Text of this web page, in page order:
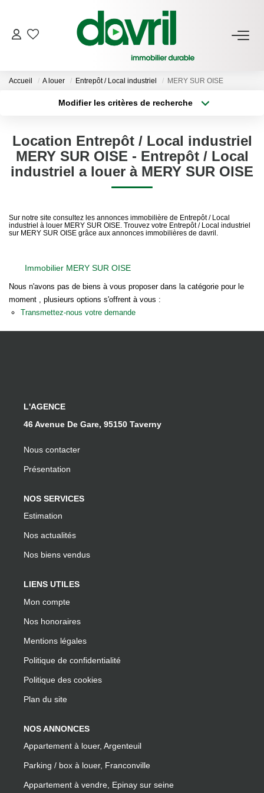
NOS BIENS
Gérés À Vendre
GESTION LOCATIVE
ESTIMATION LOCATIVE
NOTRE AGENCE
Notre Équipe
Nos Actualités
EXTRANET
CONTACT
Accueil A louer Entrepôt / Local industriel MERY SUR OISE
Modifier les critères de recherche
Sélectionnez...
Type de bien
Surface min
Location Entrepôt / Local industriel
MERY SUR OISE - Entrepôt / Local
industriel a louer à MERY SUR OISE
Sur notre site consultez les annonces immobilière de Entrepôt / Local
industriel à louer MERY SUR OISE. Trouvez votre Entrepôt / Local industriel
sur MERY SUR OISE grâce aux annonces immobilières de davril.
Immobilier MERY SUR OISE
Nous n'avons pas de biens à vous proposer dans la catégorie pour le
moment , plusieurs options s'offrent à vous :
Transmettez-nous votre demande
L'AGENCE
46 Avenue De Gare, 95150 Taverny
Nous contacter
Présentation
NOS SERVICES
Estimation
Nos actualités
Nos biens vendus
LIENS UTILES
Mon compte
Nos honoraires
Mentions légales
Politique de confidentialité
Politique des cookies
Plan du site
NOS ANNONCES
Appartement à louer, Argenteuil
Parking / box à louer, Franconville
Appartement à vendre, Epinay sur seine